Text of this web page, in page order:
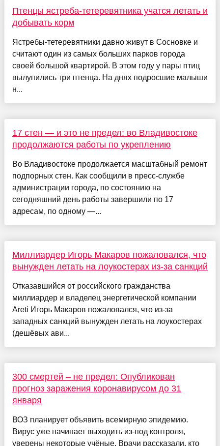
Птенцы ястреба-тетеревятника учатся летать и
добывать корм
Ястребы-тетеревятники давно живут в Сосновке и
считают один из самых больших парков города
своей большой квартирой. В этом году у пары птиц
вылупились три птенца. На днях подросшие малыши
н...
17 стен — и это не предел: во Владивостоке
продолжаются работы по укреплению
Во Владивостоке продолжается масштабный ремонт
подпорных стен. Как сообщили в пресс-службе
администрации города, по состоянию на
сегодняшний день работы завершили по 17
адресам, по одному —...
Миллиардер Игорь Макаров пожаловался, что
вынужден летать на лоукостерах из-за санкций
Отказавшийся от российского гражданства
миллиардер и владелец энергетической компании
Areti Игорь Макаров пожаловался, что из-за
западных санкций вынужден летать на лоукостерах
(дешёвых ави...
300 смертей – не предел: Опубликован
прогноз заражения коронавирусом до 31
января
ВОЗ планирует объявить всемирную эпидемию.
Вирус уже начинает выходить из-под контроля,
уверены некоторые учёные. Врачи рассказали, кто